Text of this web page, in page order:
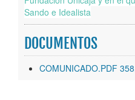
Sando e Idealista
DOCUMENTOS
COMUNICADO.PDF